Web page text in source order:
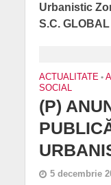
Urbanistic
S.C.
ACTUALITATE •
SOCIAL
(P)
5 decembrie